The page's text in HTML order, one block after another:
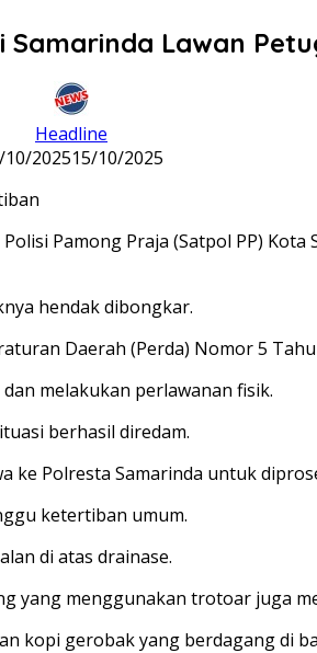
Lawan
Headline
10/202515/10/2025
Pamong Praja (Satpol PP)
hendak dibongkar.
Daerah (Perda) Nomor 5
melakukan perlawanan fisik.
berhasil diredam.
ke Polresta Samarinda untuk
ketertiban umum.
di atas drainase.
yang menggunakan trotoar juga
kopi gerobak yang berdagang di